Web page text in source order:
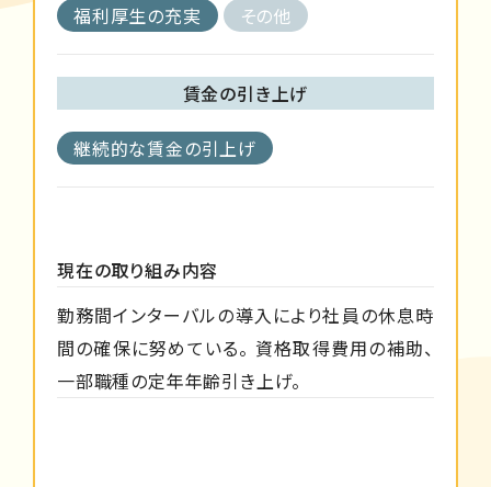
福利厚生の充実
その他
賃金の引き上げ
継続的な賃金の引上げ
現在の取り組み内容
勤務間インターバルの導入により社員の休息時
間の確保に努めている。 資格取得費用の補助、
一部職種の定年年齢引き上げ。